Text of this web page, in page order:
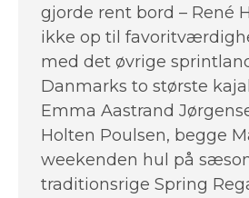
gjorde rent bord – René
ikke op til
med det øvrige
Danmarks to største
Emma Aastrand
Holten Poulsen, begge
weekenden hul på
traditionsrige Spring